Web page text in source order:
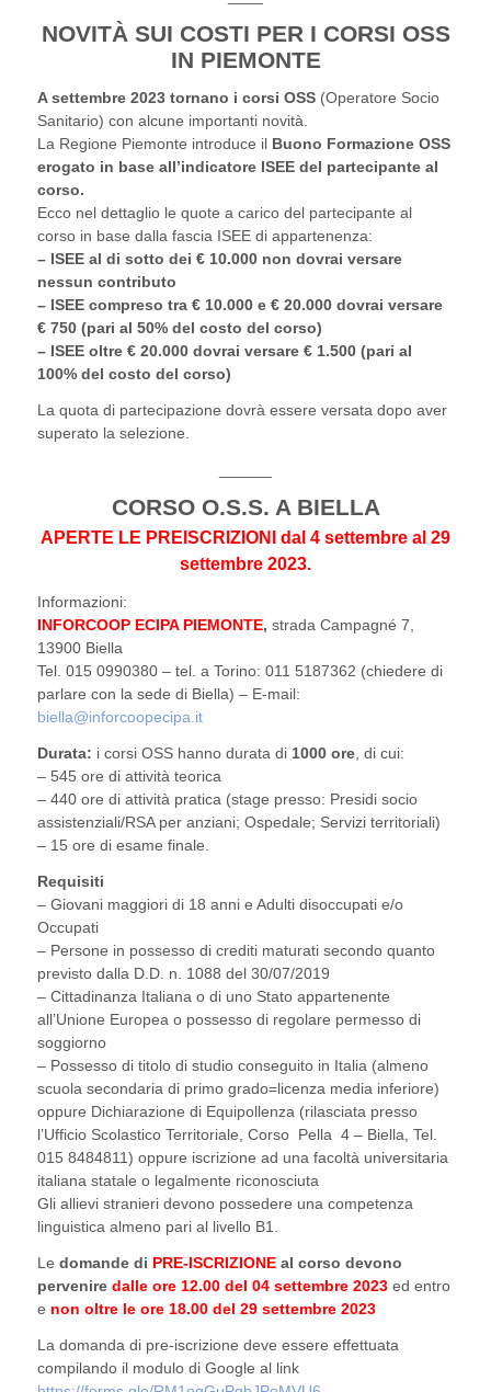
NOVITÀ SUI COSTI PER I CORSI OSS
IN PIEMONTE
A settembre 2023 tornano i corsi OSS (Operatore Socio
Sanitario) con alcune importanti novità.
La Regione Piemonte introduce il Buono Formazione OSS
erogato in base all’indicatore ISEE del partecipante al
corso.
Ecco nel dettaglio le quote a carico del partecipante al
corso in base dalla fascia ISEE di appartenenza:
– ISEE al di sotto dei € 10.000 non dovrai versare
nessun contributo
– ISEE compreso tra € 10.000 e € 20.000 dovrai versare
€ 750 (pari al 50% del costo del corso)
– ISEE oltre € 20.000 dovrai versare € 1.500 (pari al
100% del costo del corso)
La quota di partecipazione dovrà essere versata dopo aver
superato la selezione.
CORSO O.S.S. A BIELLA
APERTE LE PREISCRIZIONI dal 4 settembre al 29
settembre 2023.
Informazioni:
INFORCOOP ECIPA PIEMONTE, strada Campagné 7,
13900 Biella
Tel. 015 0990380 – tel. a Torino: 011 5187362 (chiedere di
parlare con la sede di Biella) – E-mail:
biella@inforcoopecipa.it
Durata: i corsi OSS hanno durata di 1000 ore , di cui:
– 545 ore di attività teorica
– 440 ore di attività pratica (stage presso: Presidi socio
assistenziali/RSA per anziani; Ospedale; Servizi territoriali)
– 15 ore di esame finale.
Requisiti
– Giovani maggiori di 18 anni e Adulti disoccupati e/o
Occupati
– Persone in possesso di crediti maturati secondo quanto
previsto dalla D.D. n. 1088 del 30/07/2019
– Cittadinanza Italiana o di uno Stato appartenente
all’Unione Europea o possesso di regolare permesso di
soggiorno
– Possesso di titolo di studio conseguito in Italia (almeno
scuola secondaria di primo grado=licenza media inferiore)
oppure Dichiarazione di Equipollenza (rilasciata presso
l’Ufficio Scolastico Territoriale, Corso Pella 4 – Biella, Tel.
015 8484811) oppure iscrizione ad una facoltà universitaria
italiana statale o legalmente riconosciuta
Gli allievi stranieri devono possedere una competenza
linguistica almeno pari al livello B1.
Le domande di PRE-ISCRIZIONE al corso devono
pervenire dalle ore 12.00 del 04 settembre 2023 ed entro
e non oltre le ore 18.00 del 29 settembre 2023
La domanda di pre-iscrizione deve essere effettuata
compilando il modulo di Google al link